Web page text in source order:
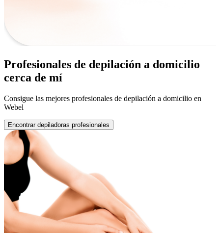
Profesionales de depilación a domicilio
cerca de mí
Consigue las mejores profesionales de depilación a domicilio en
Webel
Encontrar depiladoras profesionales